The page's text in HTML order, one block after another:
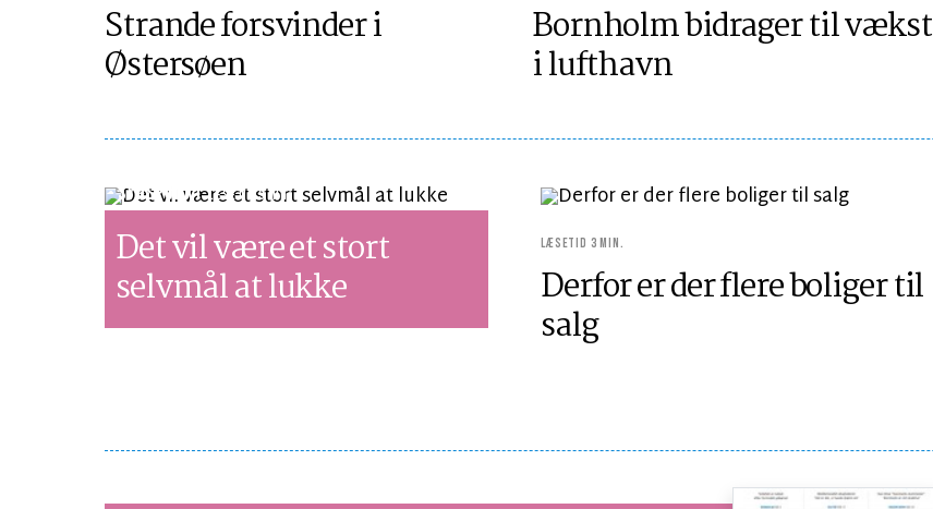
Strande forsvinder i
Østersøen
Bornholm bidrager til vækst
i lufthavn
SYNSPUNKT LÆSETID 3 MIN.
Det vil være et stort
selvmål at lukke
LÆSETID 3 MIN.
Derfor er der flere boliger til
salg